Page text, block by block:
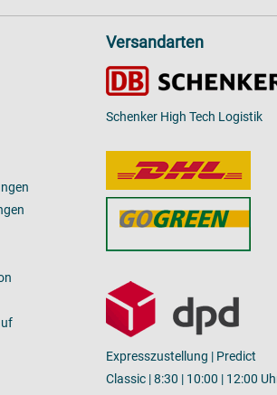
Versandarten
Schenker High Tech Logistik
Expresszustellung | Predict
Classic | 8:30 | 10:00 | 12:00